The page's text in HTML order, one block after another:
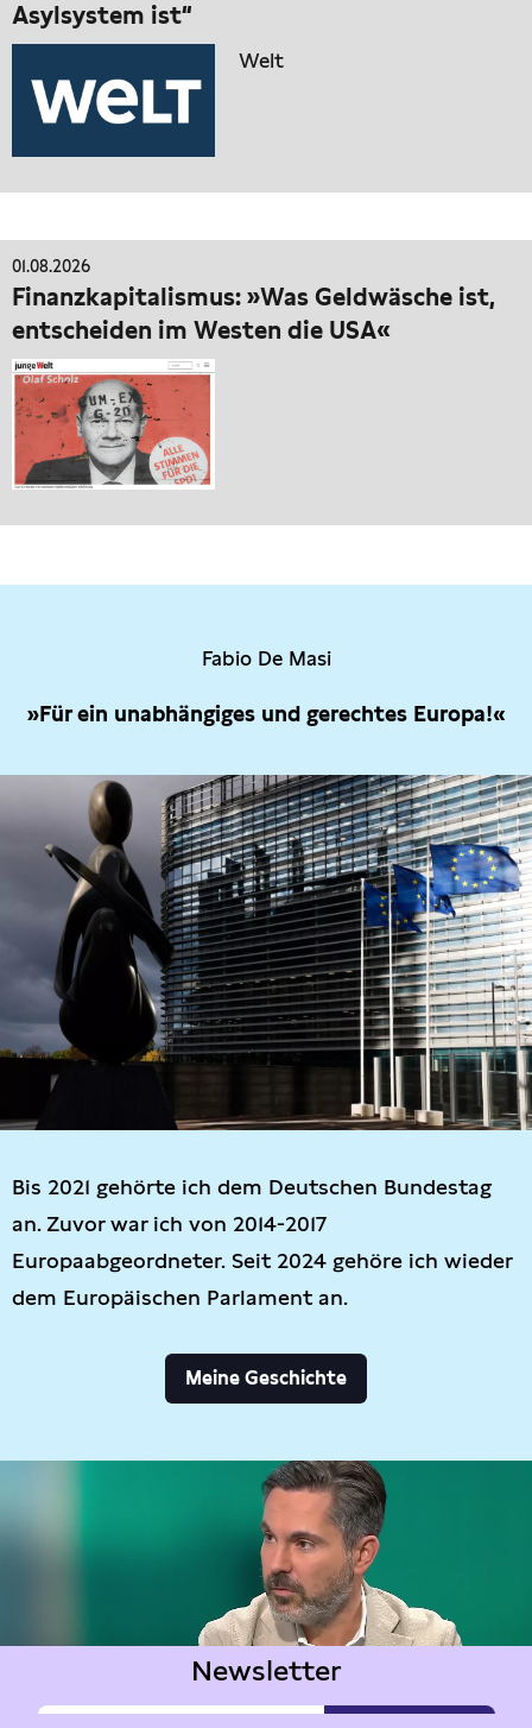
Asylsystem ist“
Welt
01.08.2026
Finanzkapitalismus: »Was Geldwäsche ist,
entscheiden im Westen die USA«
Fabio De Masi
»Für ein unabhängiges und gerechtes Europa!«
Bis 2021 gehörte ich dem Deutschen Bundestag
an. Zuvor war ich von 2014-2017
Europaabgeordneter. Seit 2024 gehöre ich wieder
dem Europäischen Parlament an.
Meine Geschichte
Newsletter